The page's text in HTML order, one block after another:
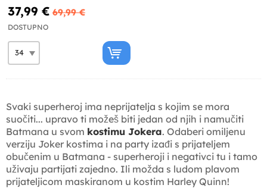
37,99 € 69,99 €
DOSTUPNO
Svaki superheroj ima neprijatelja s kojim se mora
suočiti... upravo ti možeš biti jedan od njih i namučiti
Batmana u svom kostimu Jokera. Odaberi omiljenu
verziju Joker kostima i na party izađi s prijateljem
obučenim u Batmana - superheroji i negativci tu i tamo
uživaju partijati zajedno. Ili možda s ludom plavom
prijateljicom maskiranom u kostim Harley Quinn!